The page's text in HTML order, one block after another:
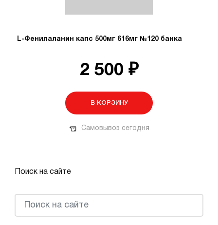
L-Фенилаланин капс 500мг 616мг №120 банка
2 500 ₽
В КОРЗИНУ
Самовывоз сегодня
Поиск на сайте